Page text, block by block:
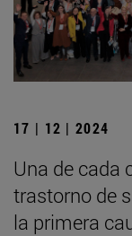
17 | 12 | 2024
Una de cada
trastorno de
la primera